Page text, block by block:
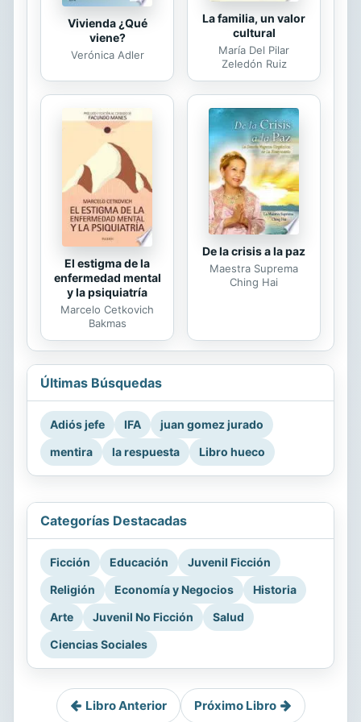
Vivienda ¿Qué
viene?
Verónica Adler
La familia, un valor
cultural
María Del Pilar
Zeledón Ruiz
El estigma de la
enfermedad mental
y la psiquiatría
Marcelo Cetkovich
Bakmas
De la crisis a la paz
Maestra Suprema
Ching Hai
Últimas Búsquedas
Adiós jefe IFA
juan gomez jurado
mentira
la respuesta Libro hueco
Categorías Destacadas
Ficción Educación
Juvenil Ficción
Religión
Economía y Negocios
Historia
Arte
Juvenil No Ficción
Salud
Ciencias Sociales
Libro Anterior Próximo Libro